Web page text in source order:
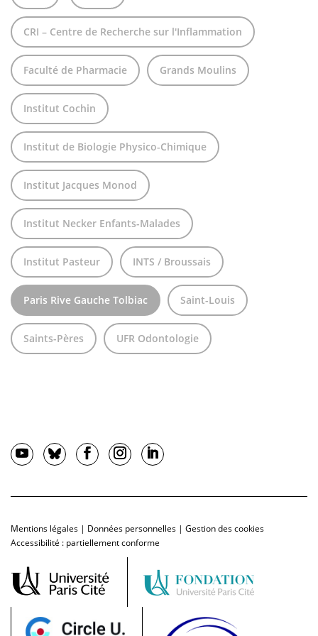
CRI – Centre de Recherche sur l'Inflammation
Faculté de Pharmacie Grands Moulins
Institut Cochin
Institut de Biologie Physico-Chimique
Institut Jacques Monod
Institut Necker Enfants-Malades
Institut Pasteur INTS / Broussais
Paris Rive Gauche Tolbiac Saint-Louis
Saints-Pères UFR Odontologie
Mentions légales | Données personnelles | Gestion des cookies
Accessibilité : partiellement conforme